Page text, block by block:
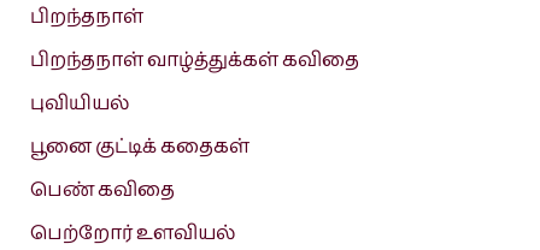
பிறந்தநாள்
பிறந்தநாள் வாழ்த்துக்கள் கவிதை
புவியியல்
பூனை குட்டிக் கதைகள்
பெண் கவிதை
பெற்றோர் உளவியல்